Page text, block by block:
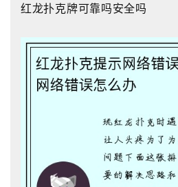
红龙扑克牌可靠吗安全吗